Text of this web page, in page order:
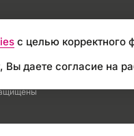
с целью корректного
Вы даете согласие на